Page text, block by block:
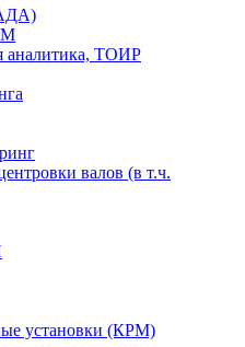
аналитика, ТОИР
валов (в т.ч.
установки (КРМ)